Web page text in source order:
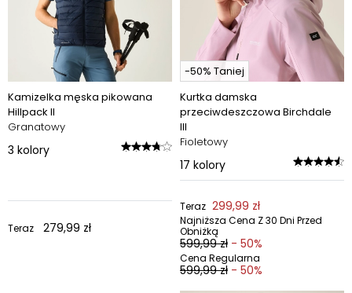
Kamizelka męska pikowana
Hillpack II
Granatowy
3 kolory
Teraz 279,99 zł
-50% Taniej
Kurtka damska
przeciwdeszczowa Birchdale
III
Fioletowy
17 kolory
Teraz 299,99 zł
Najniższa Cena Z 30 Dni Przed
Obniżką
599,99 zł - 50%
Cena Regularna
599,99 zł - 50%